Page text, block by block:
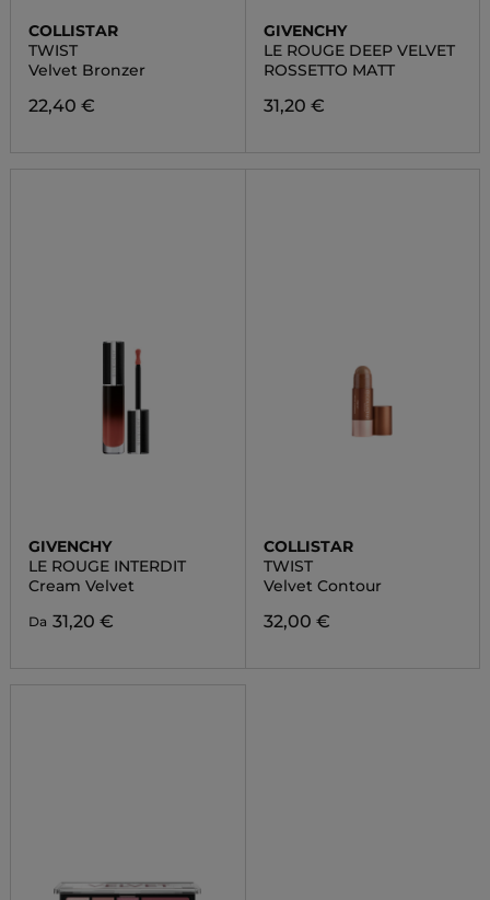
COLLISTAR
TWIST
Velvet Bronzer
22,40 €
GIVENCHY
LE ROUGE DEEP VELVET
ROSSETTO MATT
31,20 €
GIVENCHY
LE ROUGE INTERDIT
Cream Velvet
Da 31,20 €
COLLISTAR
TWIST
Velvet Contour
32,00 €